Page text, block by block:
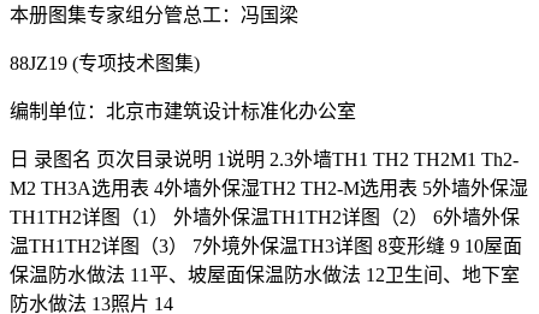
本册图集专家组分管总工：冯国梁
88JZ19 (专项技术图集)
编制单位：北京市建筑设计标准化办公室
日 录图名 页次目录说明 1说明 2.3外墙TH1 TH2 TH2M1 Th2-
M2 TH3A选用表 4外墙外保湿TH2 TH2-M选用表 5外墙外保湿
TH1TH2详图（1） 外墙外保温TH1TH2详图（2） 6外墙外保
温TH1TH2详图（3） 7外境外保温TH3详图 8变形缝 9 10屋面
保温防水做法 11平、坡屋面保温防水做法 12卫生间、地下室
防水做法 13照片 14